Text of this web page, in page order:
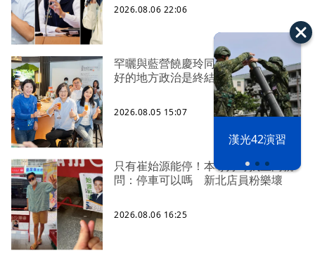
漢光42演習
2026.08.06 22:06
罕曬與藍營饒慶玲同框照 蔡英文：
好的地方政治是終結對立、彼此接力
2026.08.05 15:07
只有崔始源能停！本尊好奇找上門親
問：停車可以嗎 新北店員粉樂壞
2026.08.06 16:25